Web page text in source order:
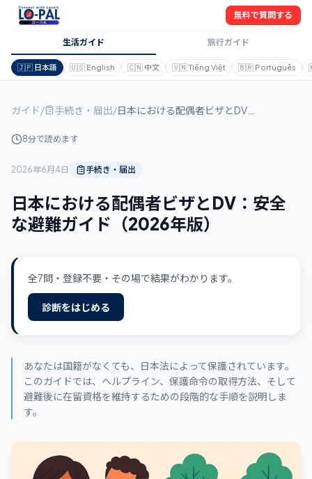
無料で質問する
生活ガイド 旅行ガイド
🇯🇵 日本語 🇺🇸 English 🇨🇳 中文 🇻🇳Tiếng Việt 🇧🇷 Português
ガイド/ 手続き・届出/
8分で読めます
2026年6月4日 手続き・届出
日本における配偶者ビザとDV：安全
な避難ガイド（2026年版）
全7問・登録不要・その場で結果がわかります。
診断をはじめる
あなたは国籍がなくても、日本法によって保護されています。
このガイドでは、ヘルプライン、保護命令の取得方法、そして
避難後に在留資格を維持するための段階的な手順を説明しま
す。